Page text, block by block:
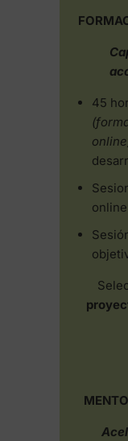
45